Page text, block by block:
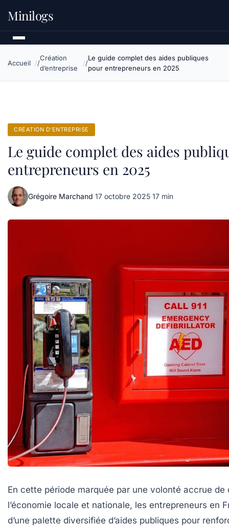
Minilogs
Accueil
Création
d’entreprise
Le guide complet des aides publiques
pour entrepreneurs en 2025
CRÉATION D’ENTREPRISE
Le guide complet des aides
entrepreneurs en 2025
Grégoire Marchand·17 octobre 2025·17 min
En cette période marquée par une volonté accrue de
l’économie locale et nationale, les entrepreneurs en
d’une palette diversifiée d’aides publiques pour